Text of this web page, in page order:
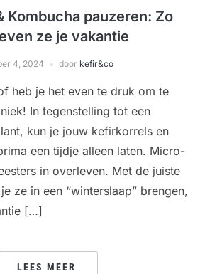
Kombucha pauzeren: Zo
ze je vakantie
4, 2024 door kefir&co
heb je het even te druk om te
In tegenstelling tot een
kun je jouw kefirkorrels en
een tijdje alleen laten. Micro-
in overleven. Met de juiste
ze in een “winterslaap” brengen,
[…]
LEES MEER